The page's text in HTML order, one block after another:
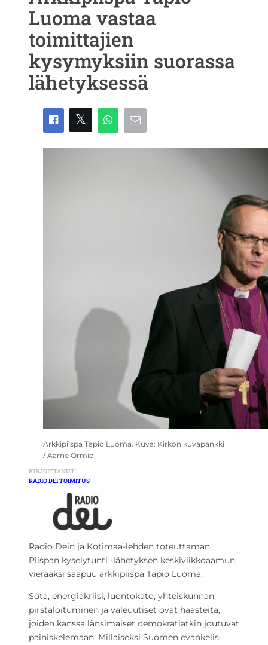
Luoma vastaa
toimittajien
kysymyksiin suorassa
lähetyksessä
Arkkipiispa Tapio Luoma. Kuva: Kirkon kuvapankki
/ Aarne Ormio
KIRJOITTANUT
RADIO DEI TOIMITUS
Radio Dein ja Kotimaa-lehden toteuttaman
Piispan kyselytunti -lähetyksen keskiviikkoaamun
vieraaksi saapuu arkkipiispa Tapio Luoma.
Sota, energiakriisi, luontokato, yhteiskunnan
pirstaloituminen ja valeuutiset ovat haasteita,
joiden kanssa länsimaiset demokratiatkin joutuvat
painiskelemaan. Millaiseksi Suomen evankelis-